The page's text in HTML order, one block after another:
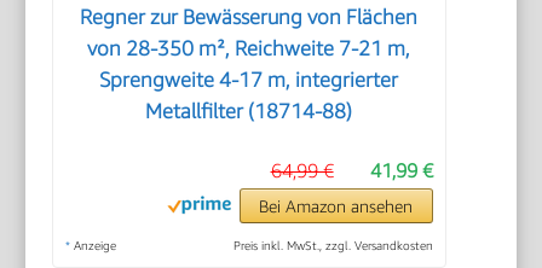
Regner zur Bewässerung von Flächen
von 28-350 m², Reichweite 7-21 m,
Sprengweite 4-17 m, integrierter
Metallfilter (18714-88)
41,99 €
64,99 €
Bei Amazon ansehen
* Anzeige Preis inkl. MwSt., zzgl. Versandkosten